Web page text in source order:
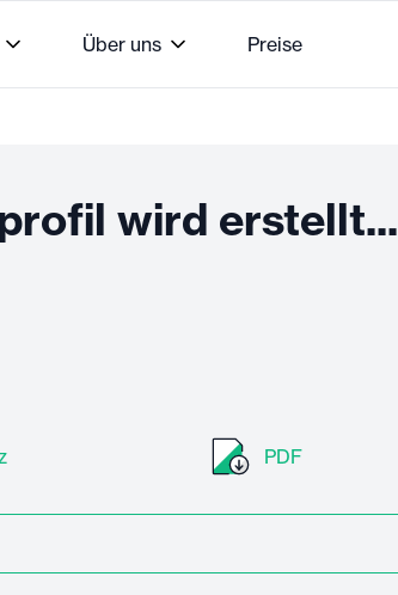
Über uns Preise
wird erstellt...
PDF